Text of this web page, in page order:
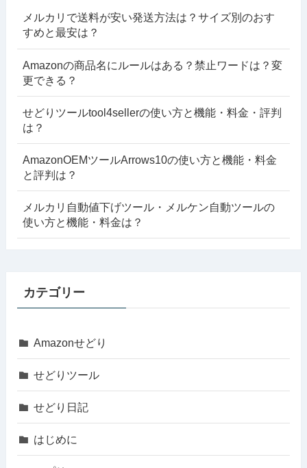
メルカリで送料が安い発送方法は？サイズ別のおす
すめと最安は？
Amazonの商品名にルールはある？禁止ワードは？変
更できる？
せどりツールtool4sellerの使い方と機能・料金・評判
は？
AmazonOEMツールArrows10の使い方と機能・料金
と評判は？
メルカリ自動値下げツール・メルケン自動ツールの
使い方と機能・料金は？
カテゴリー
Amazonせどり
せどりツール
せどり日記
はじめに